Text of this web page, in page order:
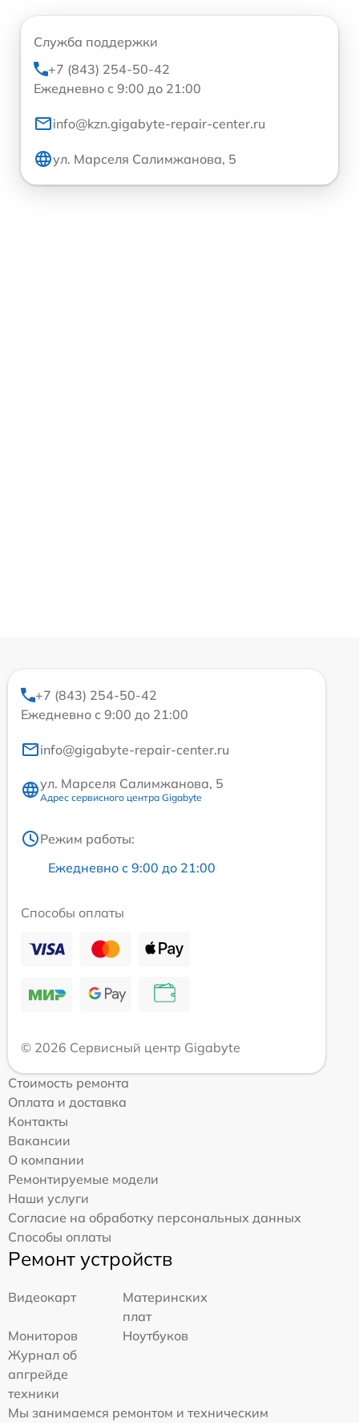
Служба поддержки
+7 (843) 254-50-42
Ежедневно с 9:00 до 21:00
info@kzn.gigabyte-repair-center.ru
ул. Марселя Салимжанова, 5
+7 (843) 254-50-42
Ежедневно с 9:00 до 21:00
info@gigabyte-repair-center.ru
ул. Марселя Салимжанова, 5
Адрес сервисного центра Gigabyte
Режим работы:
Ежедневно с 9:00 до 21:00
Способы оплаты
© 2026 Сервисный центр Gigabyte
Стоимость ремонта
Оплата и доставка
Контакты
Вакансии
О компании
Ремонтируемые модели
Наши услуги
Согласие на обработку персональных данных
Способы оплаты
Ремонт устройств
Видеокарт
Материнских
плат
Мониторов
Ноутбуков
Журнал об
апгрейде
техники
Мы занимаемся ремонтом и техническим